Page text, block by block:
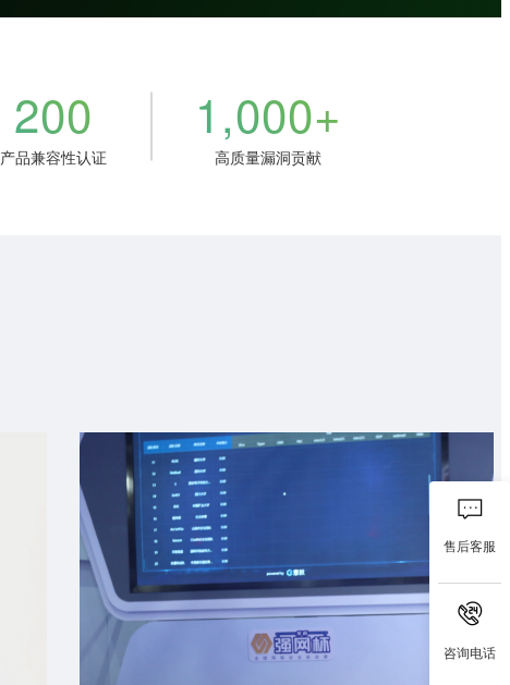
售后客服
咨询电话
200
产品兼容性认证
1,000+
高质量漏洞贡献